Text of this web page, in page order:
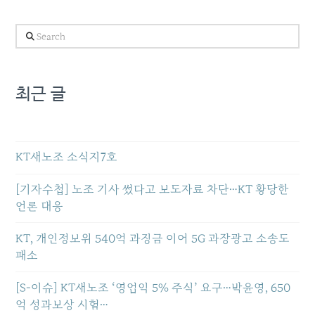
Search
최근 글
KT새노조 소식지7호
[기자수첩] 노조 기사 썼다고 보도자료 차단…KT 황당한
언론 대응
KT, 개인정보위 540억 과징금 이어 5G 과장광고 소송도
패소
[S-이슈] KT새노조 ‘영업익 5% 주식’ 요구…박윤영, 650
억 성과보상 시험…